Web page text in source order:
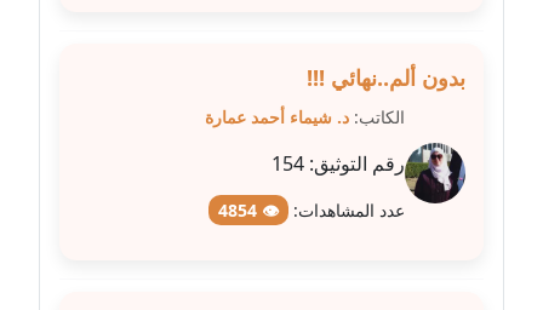
مدونة شيماء عمارة
عاملة
مدونة شيماء مكى
عاملة
بدون ألم..نهائي !!!
الكاتب: د. شيماء أحمد عمارة
رقم التوثيق: 154
عدد المشاهدات: 👁 4854